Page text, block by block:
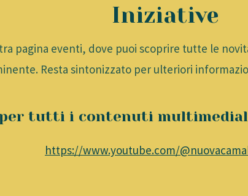
Iniziative
pagina eventi, dove puoi scoprire tutte le
Resta sintonizzato per ulteriori
per tutti i contenuti
https://www.youtube.com/